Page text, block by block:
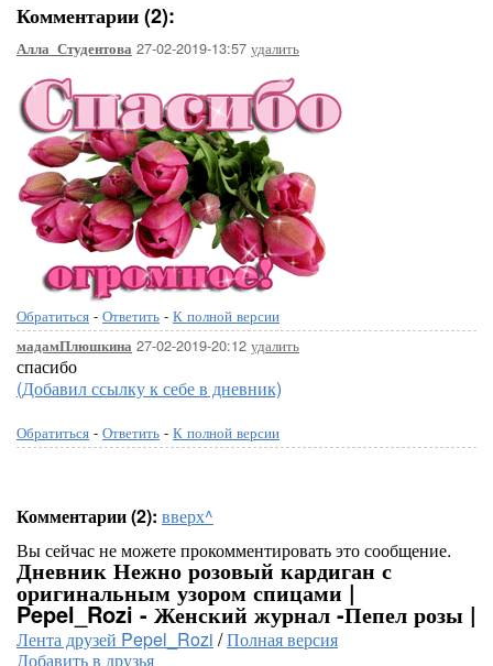
Комментарии (2):
Алла_Студентова 27-02-2019-13:57 удалить
Обратиться - Ответить - К полной версии
мадамПлюшкина 27-02-2019-20:12 удалить
спасибо
(Добавил ссылку к себе в дневник)
Обратиться - Ответить - К полной версии
Комментарии (2): вверх^
Вы сейчас не можете прокомментировать это сообщение.
Дневник Нежно розовый кардиган с
оригинальным узором спицами |
Pepel_Rozi - Женский журнал -Пепел розы |
Лента друзей Pepel_Rozi /Полная версия
Добавить в друзья